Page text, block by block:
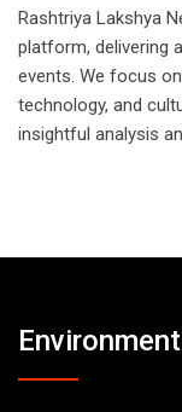
Rashtriya Lakshya
platform, delivering
events. We focus
technology, and
insightful analysis